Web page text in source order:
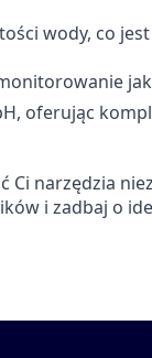
wody, co
oferując
Ci narzędzia
i zadbaj o